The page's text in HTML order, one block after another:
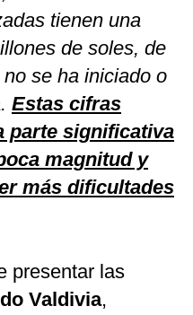
tienen una
de soles, de
se ha iniciado o
Estas cifras
parte significativa
magnitud y
más dificultades
presentar las
Valdivia,